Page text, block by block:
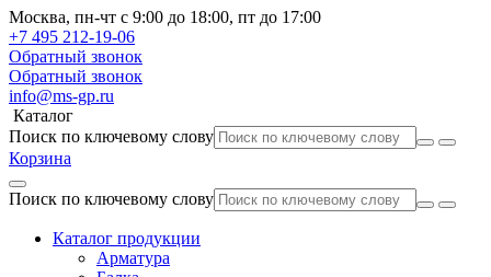
Москва, пн-чт с 9:00 до 18:00, пт до 17:00
+7 495 212-19-06
Обратный звонок
Обратный звонок
info@ms-gp.ru
Каталог
Поиск по ключевому слову
Корзина
Поиск по ключевому слову
Каталог продукции
Арматура